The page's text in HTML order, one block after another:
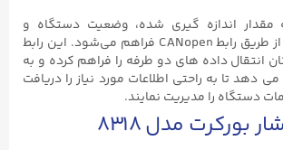
اندازه‌ گیری شده، وضعیت دستگاه و
تنظیمات آن از طریق رابط CANopen فراهم می‌شود. این رابط
انتقال داده‌ های دو طرفه را فراهم کرده و به
می‌ دهد تا به‌ راحتی اطلاعات مورد نیاز را دریافت
دستگاه را مدیریت نمایند.
بورکرت مدل ۸۳۱۸